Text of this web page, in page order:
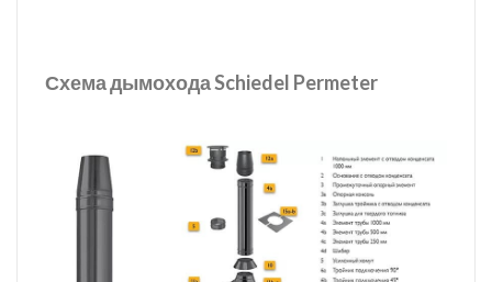
Схема дымохода Schiedel Permeter